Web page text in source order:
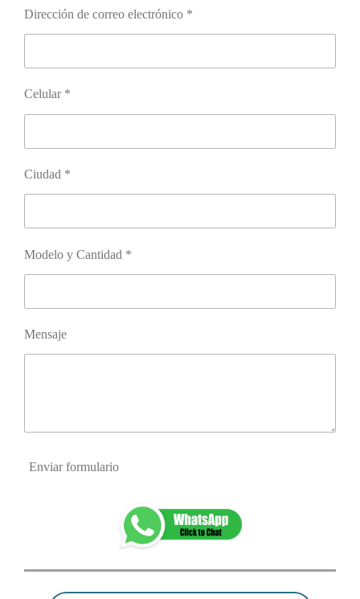
Dirección de correo electrónico *
Celular *
Ciudad *
Modelo y Cantidad *
Mensaje
Enviar formulario